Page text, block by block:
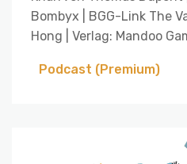
Bombyx | BGG-Link The
Hong | Verlag: Mandoo
Podcast (Premium)